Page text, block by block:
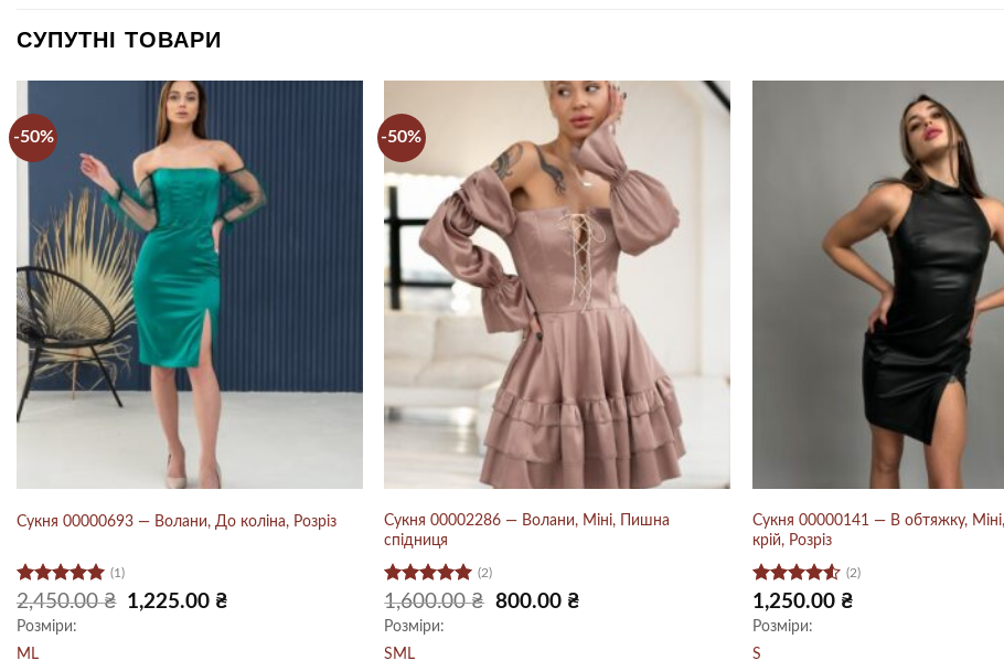
СУПУТНІ ТОВАРИ
-50%
Сукня 00000693 — Волани, До коліна, Розріз
Оцінено в
5 з 5
(1)
2,450.00₴
Оригінальна
ціна:
1,225.00 ₴
Розміри:
M L
-50%
Сукня 00002286 — Волани, Міні, Пишна
спідниця
Оцінено в
5 з 5
(2)
1,600.00₴
Оригінальна
800.00 ₴Поточна
Розміри:
S M L
Сукня 00000141 — В обтяжку,
крій, Розріз
Оцінено
в
4.5
(2)
1,250.00 ₴
Розміри:
S